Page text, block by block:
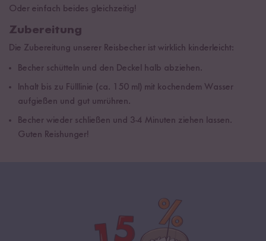
Oder einfach beides gleichzeitig!
Zubereitung
Die Zubereitung unserer Reisbecher ist wirklich kinderleicht:
Becher schütteln und den Deckel halb abziehen.
Inhalt bis zu Fülllinie (ca. 150 ml) mit kochendem Wasser
aufgießen und gut umrühren.
Becher wieder schließen und 3-4 Minuten ziehen lassen.
Guten Reishunger!